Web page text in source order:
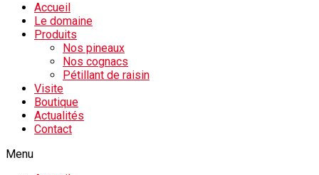
Accueil
Le domaine
Produits
Nos pineaux
Nos cognacs
Pétillant de raisin
Visite
Boutique
Actualités
Contact
Menu